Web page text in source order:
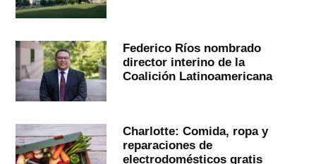
Federico Ríos nombrado
director interino de la
Coalición Latinoamericana
Charlotte: Comida, ropa y
reparaciones de
electrodomésticos gratis